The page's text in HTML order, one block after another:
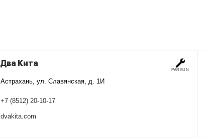
Два Кита
Астрахань, ул. Славянская, д. 1И
+7 (8512) 20-10-17
dvakita.com
PARSUN